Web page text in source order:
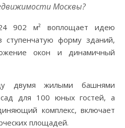
Москвы?
902 м² воплощает идею
ступенчатую форму зданий,
окон и динамичный
двумя жилыми башнями
сад для 100 юных гостей, а
комплекс, включает
площадей.